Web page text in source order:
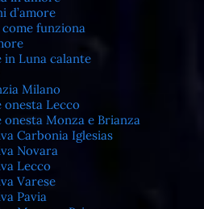
d’amore
funziona
in Luna calante
Milano
Lecco
Monza e Brianza
Carbonia Iglesias
Novara
Lecco
Varese
Pavia